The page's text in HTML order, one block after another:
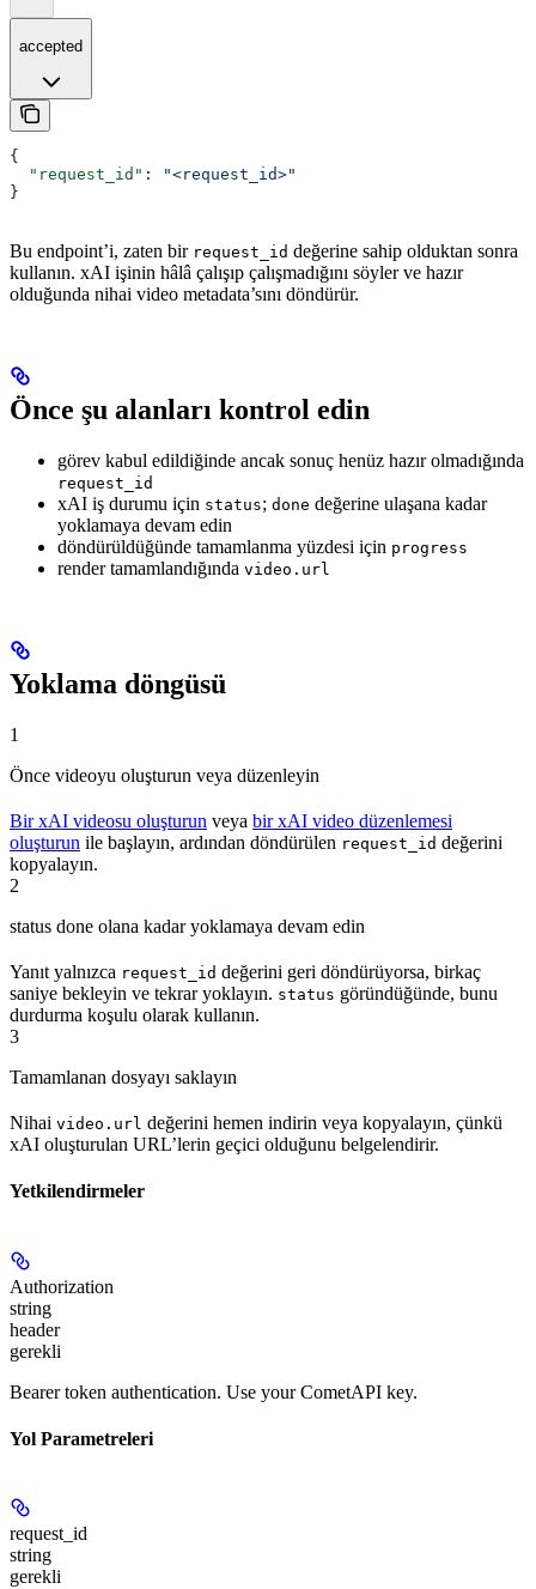
accepted
{
  "request_id"
:
"<request_id>"
}
Bu endpoint’i, zaten bir request_id değerine sahip olduktan sonra
kullanın. xAI işinin hâlâ çalışıp çalışmadığını söyler ve hazır
olduğunda nihai video metadata’sını döndürür.
Önce şu alanları kontrol edin
görev kabul edildiğinde ancak sonuç henüz hazır olmadığında
request_id
xAI iş durumu için status; done değerine ulaşana kadar
yoklamaya devam edin
döndürüldüğünde tamamlanma yüzdesi için progress
render tamamlandığında video.url
Yoklama döngüsü
1
Önce videoyu oluşturun veya düzenleyin
Bir xAI videosu oluşturun veya bir xAI video düzenlemesi
oluşturun ile başlayın, ardından döndürülen request_id değerini
kopyalayın.
2
status done olana kadar yoklamaya devam edin
Yanıt yalnızca request_id değerini geri döndürüyorsa, birkaç
saniye bekleyin ve tekrar yoklayın. status göründüğünde, bunu
durdurma koşulu olarak kullanın.
3
Tamamlanan dosyayı saklayın
Nihai video.url değerini hemen indirin veya kopyalayın, çünkü
xAI oluşturulan URL’lerin geçici olduğunu belgelendirir.
Yetkilendirmeler
Authorization
string
header
gerekli
Bearer token authentication. Use your CometAPI key.
Yol Parametreleri
request_id
string
gerekli